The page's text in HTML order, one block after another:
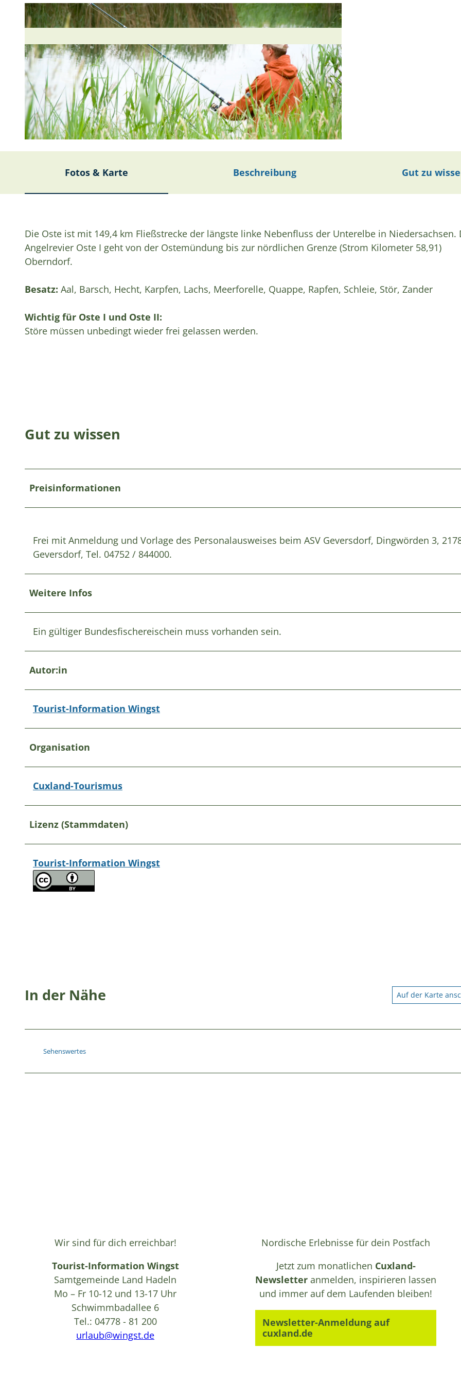
Fotos & Karte Beschreibung Gut zu
Die Oste ist mit 149,4 km Fließstrecke der längste linke Nebenfluss der Unterelbe in Niedersachsen.
Angelrevier Oste I geht von der Ostemündung bis zur nördlichen Grenze (Strom Kilometer 58,91)
Oberndorf.
Besatz: Aal, Barsch, Hecht, Karpfen, Lachs, Meerforelle, Quappe, Rapfen, Schleie, Stör, Zander
Wichtig für Oste I und Oste II:
Störe müssen unbedingt wieder frei gelassen werden.
Gut zu wissen
Preisinformationen
Frei mit Anmeldung und Vorlage des Personalausweises beim ASV Geversdorf, Dingwörden 3,
Geversdorf, Tel. 04752 / 844000.
Weitere Infos
Ein gültiger Bundesfischereischein muss vorhanden sein.
Autor:in
Tourist-Information Wingst
Organisation
Cuxland-Tourismus
Lizenz (Stammdaten)
Tourist-Information Wingst
In der Nähe Auf der Karte
Sehenswertes
Wir sind für dich erreichbar!
Tourist-Information Wingst
Samtgemeinde Land Hadeln
Mo – Fr 10-12 und 13-17 Uhr
Schwimmbadallee 6
Tel.: 04778 - 81 200
urlaub@wingst.de
Nordische Erlebnisse für dein Postfach
Jetzt zum monatlichen Cuxland-
Newsletter anmelden, inspirieren lassen
und immer auf dem Laufenden bleiben!
Newsletter-Anmeldung auf
cuxland.de